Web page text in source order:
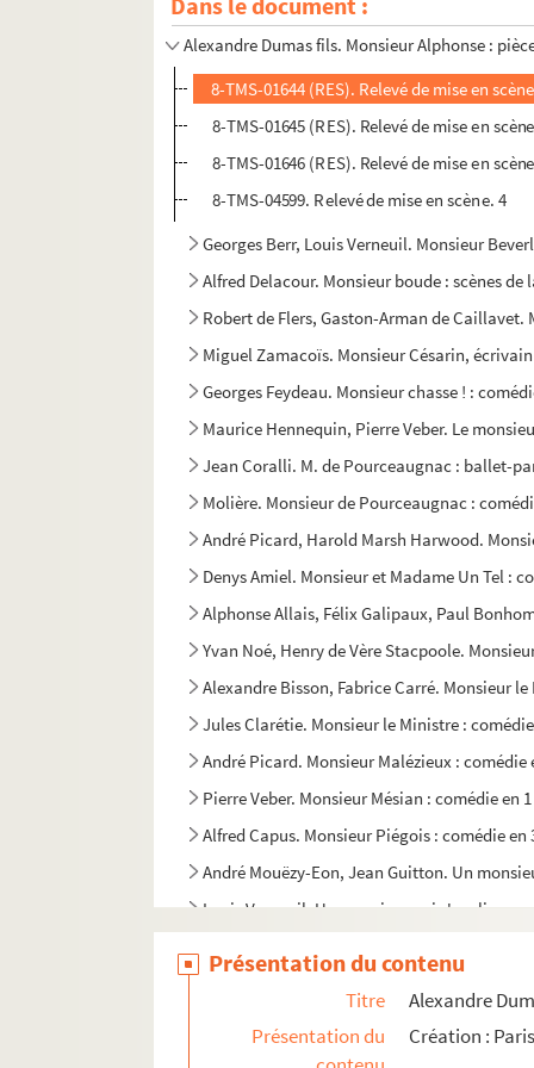
Edouard Pailleron. Le monde où l'on
Alexandre Dumas fils. Monsieur Alphonse :
8-TMS-01644 (RES). Relevé de mise en
8-TMS-01645 (RES). Relevé de mise en
8-TMS-01646 (RES). Relevé de mise en
8-TMS-04599. Relevé de mise en scène. 4
Georges Berr, Louis Verneuil. Monsieur
Alfred Delacour. Monsieur boude : scènes de
Robert de Flers, Gaston-Arman de
Miguel Zamacoïs. Monsieur Césarin,
Georges Feydeau. Monsieur chasse ! :
Maurice Hennequin, Pierre Veber. Le
Jean Coralli. M. de Pourceaugnac : ballet-
Molière. Monsieur de Pourceaugnac :
André Picard, Harold Marsh Harwood.
Denys Amiel. Monsieur et Madame Un Tel :
Alphonse Allais, Félix Galipaux, Paul
Yvan Noé, Henry de Vère Stacpoole.
Alexandre Bisson, Fabrice Carré. Monsieur
Jules Clarétie. Monsieur le Ministre :
André Picard. Monsieur Malézieux : comédie
Pierre Veber. Monsieur Mésian : comédie en
Alfred Capus. Monsieur Piégois : comédie en
André Mouëzy-Eon, Jean Guitton. Un
Louis Verneuil. Un monsieur qui s'explique :
Alexandre Dumas, Auguste Maquet.
Présentation du contenu
Titre
Alexandre
Présentation du
Création :